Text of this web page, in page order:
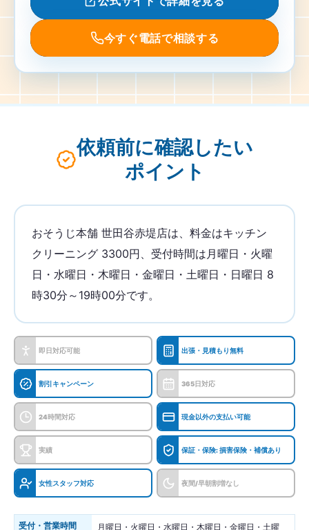
今すぐ電話で相談する
依頼前に確認したい
ポイント
おそうじ本舗 世田谷赤堤店は、料金はキッチン
クリーニング 3300円、受付時間は月曜日・火曜
日・水曜日・木曜日・金曜日・土曜日・日曜日 8
時30分～19時00分です。
即日対応可能 出張・見積もり無料
割引キャンペーン 365日対応
24時間対応 現金以外の支払い可能
実績 保証・保険: 損害保険・補償あり
女性スタッフ対応 夜間/早朝割増なし
受付・営業時間
月曜日・火曜日・水曜日・木曜日・金曜日・土曜